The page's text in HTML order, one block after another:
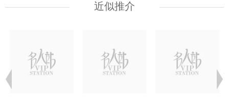
近似推介